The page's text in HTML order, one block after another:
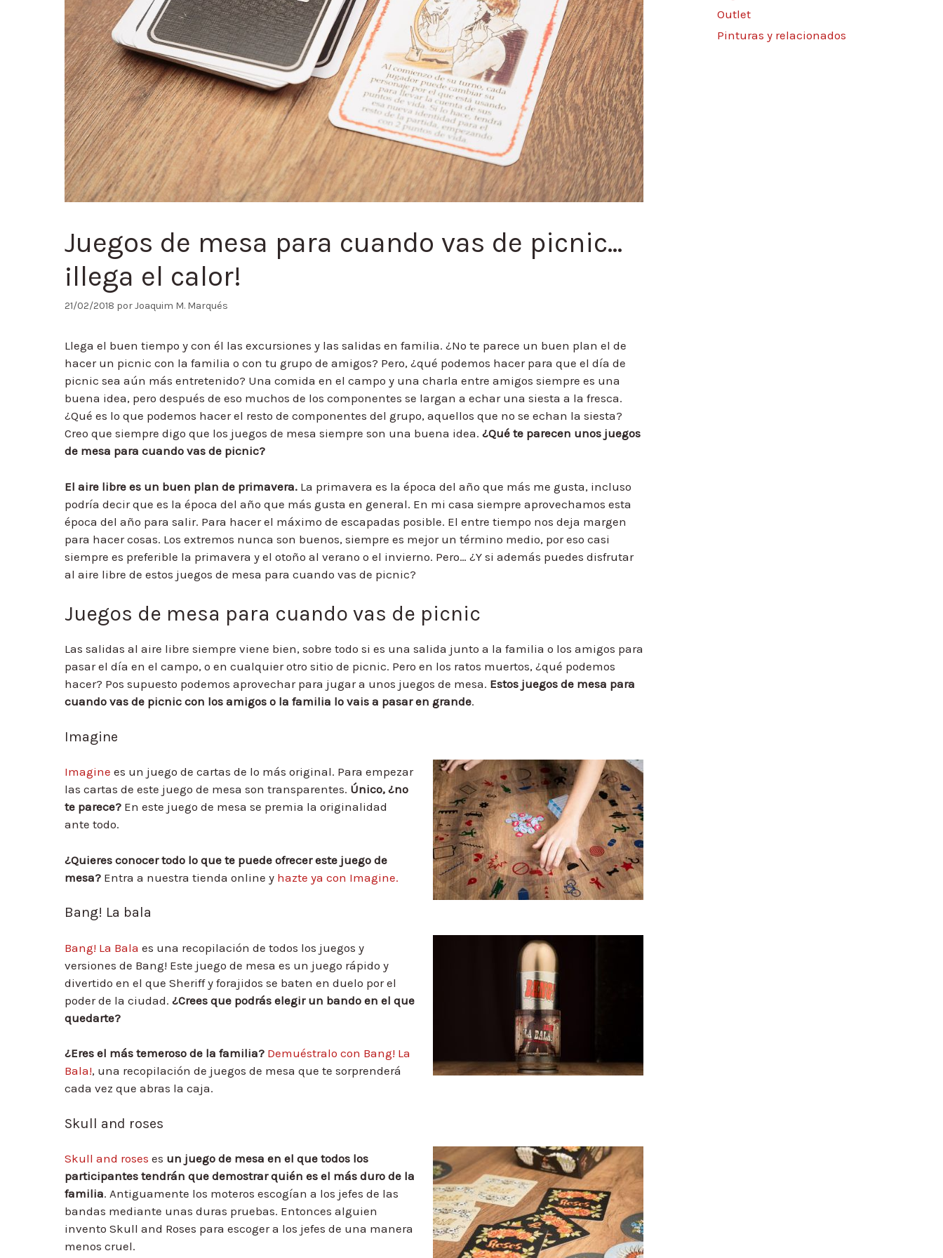
Juegos de mesa para cuando vas de picnic…
¡llega el calor!
21/02/2018 porJoaquim M. Marqués
Llega el buen tiempo y con él las excursiones y las salidas en familia. ¿No te parece un buen plan el de
hacer un picnic con la familia o con tu grupo de amigos? Pero, ¿qué podemos hacer para que el día de
picnic sea aún más entretenido? Una comida en el campo y una charla entre amigos siempre es una
buena idea, pero después de eso muchos de los componentes se largan a echar una siesta a la fresca.
¿Qué es lo que podemos hacer el resto de componentes del grupo, aquellos que no se echan la siesta?
Creo que siempre digo que los juegos de mesa siempre son una buena idea. ¿Qué te parecen unos juegos
de mesa para cuando vas de picnic?
El aire libre es un buen plan de primavera. La primavera es la época del año que más me gusta, incluso
podría decir que es la época del año que más gusta en general. En mi casa siempre aprovechamos esta
época del año para salir. Para hacer el máximo de escapadas posible. El entre tiempo nos deja margen
para hacer cosas. Los extremos nunca son buenos, siempre es mejor un término medio, por eso casi
siempre es preferible la primavera y el otoño al verano o el invierno. Pero… ¿Y si además puedes disfrutar
al aire libre de estos juegos de mesa para cuando vas de picnic?
Juegos de mesa para cuando vas de picnic
Las salidas al aire libre siempre viene bien, sobre todo si es una salida junto a la familia o los amigos para
pasar el día en el campo, o en cualquier otro sitio de picnic. Pero en los ratos muertos, ¿qué podemos
hacer? Pos supuesto podemos aprovechar para jugar a unos juegos de mesa. Estos juegos de mesa para
cuando vas de picnic con los amigos o la familia lo vais a pasar en grande.
Imagine
Imagine es un juego de cartas de lo más original. Para empezar
las cartas de este juego de mesa son transparentes. Único, ¿no
te parece? En este juego de mesa se premia la originalidad
ante todo.
¿Quieres conocer todo lo que te puede ofrecer este juego de
mesa? Entra a nuestra tienda online y hazte ya con Imagine.
Bang! La bala
Bang! La Bala es una recopilación de todos los juegos y
versiones de Bang! Este juego de mesa es un juego rápido y
divertido en el que Sheriff y forajidos se baten en duelo por el
poder de la ciudad. ¿Crees que podrás elegir un bando en el que
quedarte?
¿Eres el más temeroso de la familia? Demuéstralo con Bang! La
Bala!, una recopilación de juegos de mesa que te sorprenderá
cada vez que abras la caja.
Skull and roses
Skull and roses es un juego de mesa en el que todos los
participantes tendrán que demostrar quién es el más duro de la
familia. Antiguamente los moteros escogían a los jefes de las
bandas mediante unas duras pruebas. Entonces alguien
invento Skull and Roses para escoger a los jefes de una manera
menos cruel.
Outlet
Pinturas y relacionados